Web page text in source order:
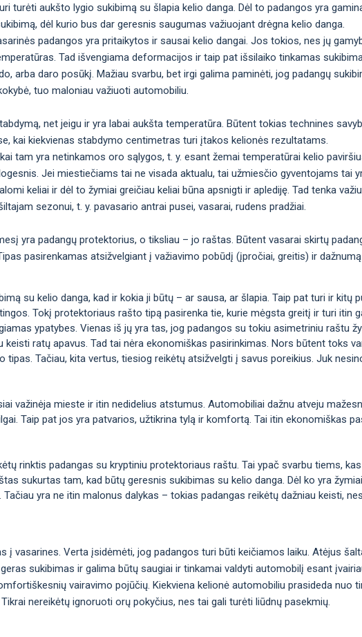
turėti aukšto lygio sukibimą su šlapia kelio danga. Dėl to padangos yra
dėl kurio bus dar geresnis saugumas važiuojant drėgna kelio danga.
padangos yra pritaikytos ir sausai kelio dangai. Jos tokios, nes jų
Tad išvengiama deformacijos ir taip pat išsilaiko tinkamas
arba daro posūkį. Mažiau svarbu, bet irgi galima paminėti, jog padangų
tuo maloniau važiuoti automobiliu.
net jeigu ir yra labai aukšta temperatūra. Būtent tokias technines
kai kiekvienas stabdymo centimetras turi įtakos kelionės rezultatams.
tam yra netinkamos oro sąlygos, t. y. esant žemai temperatūrai kelio
Jei miestiečiams tai ne visada aktualu, tai užmiesčio gyventojams tai
keliai ir dėl to žymiai greičiau keliai būna apsnigti ir aplediję. Tad tenka
sezonui, t. y. pavasario antrai pusei, vasarai, rudens pradžiai.
yra padangų protektorius, o tiksliau – jo raštas. Būtent vasarai skirtų
pasirenkamas atsižvelgiant į važiavimo pobūdį (įpročiai, greitis) ir dažnumą
su kelio danga, kad ir kokia ji būtų – ar sausa, ar šlapia. Taip pat turi ir kitų
Tokį protektoriaus rašto tipą pasirenka tie, kurie mėgsta greitį ir turi itin
ypatybes. Vienas iš jų yra tas, jog padangos su tokiu asimetriniu raštu
keisti ratų apavus. Tad tai nėra ekonomiškas pasirinkimas. Nors būtent toks
tipas. Tačiau, kita vertus, tiesiog reikėtų atsižvelgti į savus poreikius. Juk
važinėja mieste ir itin nedidelius atstumus. Automobiliai dažnu atveju
Taip pat jos yra patvarios, užtikrina tylą ir komfortą. Tai itin ekonomiškas
rinktis padangas su kryptiniu protektoriaus raštu. Tai ypač svarbu tiems,
sukurtas tam, kad būtų geresnis sukibimas su kelio danga. Dėl ko yra
yra ne itin malonus dalykas – tokias padangas reikėtų dažniau keisti,
į vasarines. Verta įsidėmėti, jog padangos turi būti keičiamos laiku. Atėjus
sukibimas ir galima būtų saugiai ir tinkamai valdyti automobilį esant
vairavimo pojūčių. Kiekviena kelionė automobiliu prasideda nuo
nereikėtų ignoruoti orų pokyčius, nes tai gali turėti liūdnų pasekmių.